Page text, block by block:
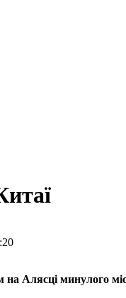
на Алясці минулого